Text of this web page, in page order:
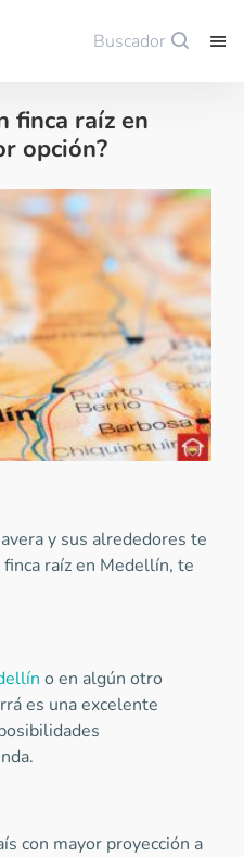
Buscador
finca raíz en
opción?
- 2018-03-22
y sus alrededores te
raíz en Medellín, te
o en algún otro
es una excelente
con mayor proyección a
Guardar